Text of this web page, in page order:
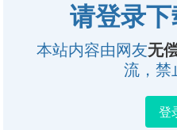
请登录
本站内容由网友无
流，禁
登